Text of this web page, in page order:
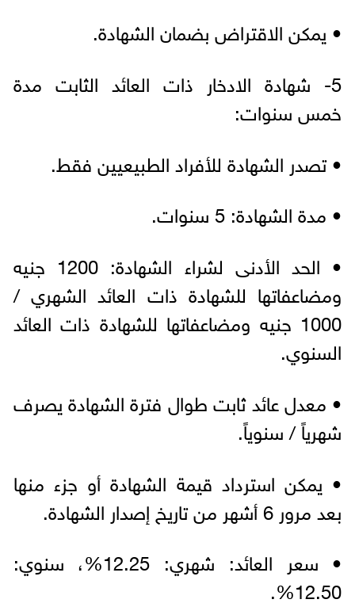
• يمكن الاقتراض بضمان الشهادة.
5- شهادة الادخار ذات العائد الثابت مدة
خمس سنوات:
• تصدر الشهادة للأفراد الطبيعيين فقط.
• مدة الشهادة: 5 سنوات.
• الحد الأدنى لشراء الشهادة: 1200 جنيه
ومضاعفاتها للشهادة ذات العائد الشهري /
1000 جنيه ومضاعفاتها للشهادة ذات العائد
السنوي.
• معدل عائد ثابت طوال فترة الشهادة يصرف
شهرياً / سنوياً.
• يمكن استرداد قيمة الشهادة أو جزء منها
بعد مرور 6 أشهر من تاريخ إصدار الشهادة.
• سعر العائد: شهري: 12.25%، سنوي:
12.50%.